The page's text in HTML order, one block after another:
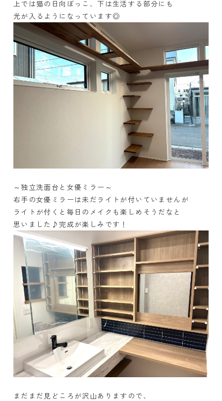
上では猫の日向ぼっこ、下は生活する部分にも
光が入るようになっています◎
～独立洗面台と女優ミラー～
右手の女優ミラーは未だライトが付いていませんが
ライトが付くと毎日のメイクも楽しめそうだなと
思いました♪完成が楽しみです！
まだまだ見どころが沢山ありますので、